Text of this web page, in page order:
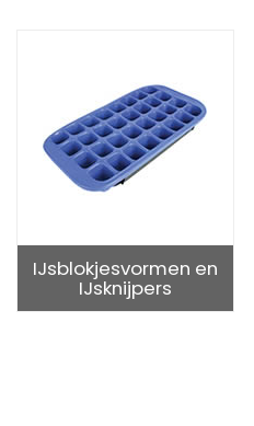
IJsblokjesvormen en
IJsknijpers